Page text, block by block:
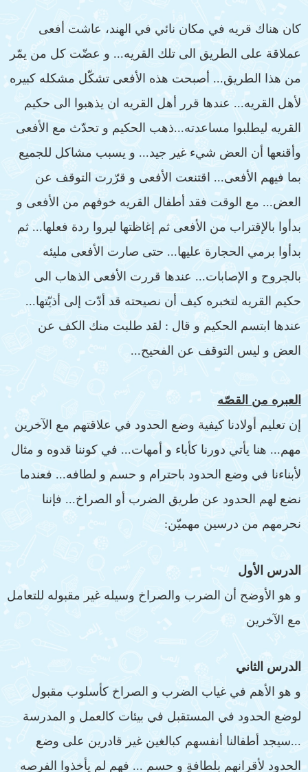
كان هناك قريه في مكان نائي في الهند، عاشت أفعى
عملاقة على الطريق الى تلك القريه... و عضّت كل من يمّر
من هذا الطريق... أصبحت هذه الأفعى تشكّل مشكله كبيره
لأهل القريه... عندها قرر أهل القريه ان يذهبوا الى حكيم
القريه ليطلبوا مساعدته...ذهب الحكيم و تحدّث مع الأفعى
وأقنعها أن العض شيء غير جيد... و يسبب مشاكل للجميع
بما فيهم الأفعى... اقتنعت الأفعى و قرّرت التوقف عن
العض... مع الوقت فقد أطفال القريه خوفهم من الأفعى و
بدأوا بالإقتراب من الأفعى ثم إغاظتها ليروا ردة فعلها... ثم
بدأوا برمي الحجارة عليها... حتى صارت الأفعى مليئه
بالجروح و الإصابات... عندها قررت الأفعى الذهاب الى
حكيم القريه لتخبره كيف أن نصيحته قد أدّت إلى أذيّتها...
عندها ابتسم الحكيم و قال : لقد طلبت منك الكف عن
العض و ليس التوقف عن الفحيح...
العبره من القصّه
إن تعليم أولادنا كيفية وضع الحدود في علاقتهم مع الآخرين
مهم... هنا يأتي دورنا كأباء و أمهات... في كوننا قدوه و مثال
لأبناءنا في وضع الحدود باحترام و حسم و لطافه... فعندما
نضع لهم الحدود عن طريق الضرب أو الصراخ... فإننا
نحرمهم من درسين مهميّن:
الدرس الأول
و هو الأوضح أن الضرب والصراخ وسيله غير مقبوله للتعامل
مع الآخرين
الدرس الثاني
و هو الأهم في غياب الضرب و الصراخ كأسلوب مقبول
لوضع الحدود في المستقبل في بيئات كالعمل و المدرسة
...سيجد أطفالنا أنفسهم كبالغين غير قادرين على وضع
الحدود لأقرانهم بلطافةٍ و حسم ... فهم لم يأخذوا الفرصه